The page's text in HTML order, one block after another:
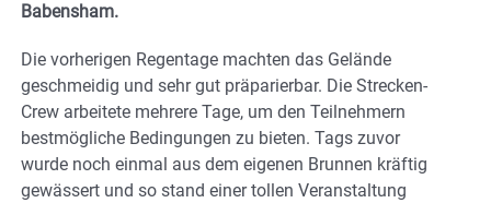
Babensham.
Die vorherigen Regentage machten das Gelände
geschmeidig und sehr gut präparierbar. Die Strecken-
Crew arbeitete mehrere Tage, um den Teilnehmern
bestmögliche Bedingungen zu bieten. Tags zuvor
wurde noch einmal aus dem eigenen Brunnen kräftig
gewässert und so stand einer tollen Veranstaltung